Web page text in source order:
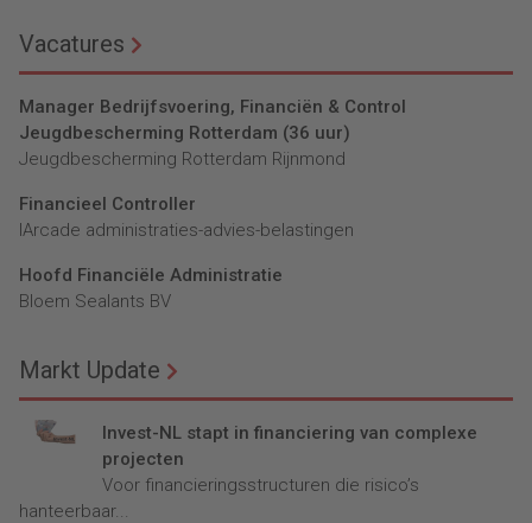
Vacatures
Manager Bedrijfsvoering, Financiën & Control
Jeugdbescherming Rotterdam (36 uur)
Jeugdbescherming Rotterdam Rijnmond
Financieel Controller
lArcade administraties-advies-belastingen
Hoofd Financiële Administratie
Bloem Sealants BV
Markt Update
Invest-NL stapt in financiering van complexe
projecten
Voor financieringsstructuren die risico’s
hanteerbaar...